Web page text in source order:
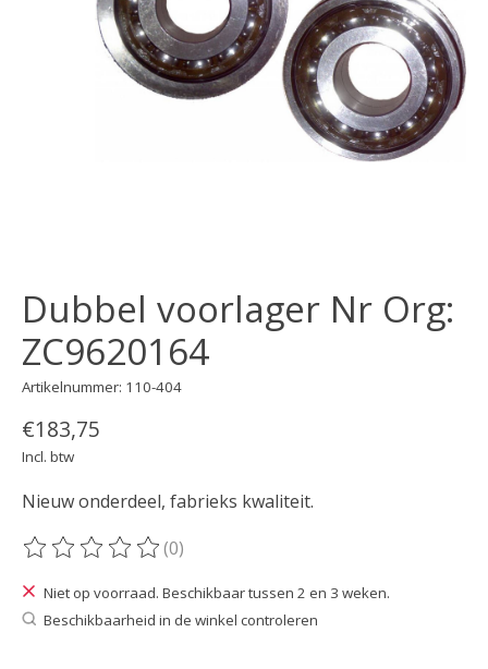
Dubbel voorlager Nr Org:
ZC9620164
Artikelnummer: 110-404
€183,75
Incl. btw
Nieuw onderdeel, fabrieks kwaliteit.
De beoordeling van dit product is
(0)
Niet op voorraad. Beschikbaar tussen 2 en 3 weken.
Beschikbaarheid in de winkel controleren